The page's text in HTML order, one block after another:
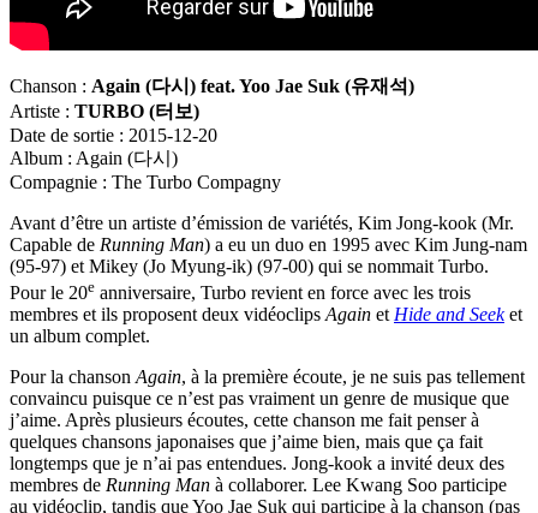
Chanson : Again (다시 ) feat. Yoo Jae Suk (유재석)
Artiste : TURBO (터보)
Date de sortie : 2015-12-20
Album : Again (다시)
Compagnie : The Turbo Compagny
Avant d’être un artiste d’émission de variétés, Kim Jong-kook (Mr.
Capable de Running Man) a eu un duo en 1995 avec Kim Jung-nam
(95-97) et Mikey (Jo Myung-ik) (97-00) qui se nommait Turbo.
Pour le 20e anniversaire, Turbo revient en force avec les trois
membres et ils proposent deux vidéoclips Again et Hide and Seeket
un album complet.
Pour la chanson Again, à la première écoute, je ne suis pas tellement
convaincu puisque ce n’est pas vraiment un genre de musique que
j’aime. Après plusieurs écoutes, cette chanson me fait penser à
quelques chansons japonaises que j’aime bien, mais que ça fait
longtemps que je n’ai pas entendues. Jong-kook a invité deux des
membres de Running Man à collaborer. Lee Kwang Soo participe
au vidéoclip, tandis que Yoo Jae Suk qui participe à la chanson (pas